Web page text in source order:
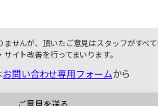
ませんが、頂いたご意見はスタッフがすべ
イト改善を行ってまいります。
お問い合わせ専用フォームから